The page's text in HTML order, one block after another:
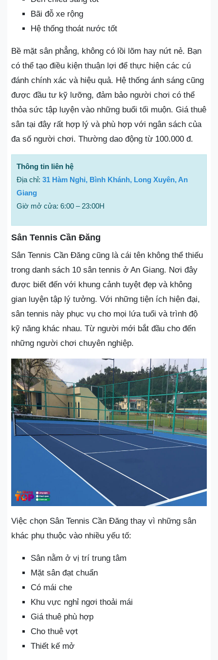
Bãi đỗ xe rộng
Hệ thống thoát nước tốt
Bề mặt sân phẳng, không có lồi lõm hay nứt nẻ. Bạn
có thể tạo điều kiện thuận lợi để thực hiện các cú
đánh chính xác và hiệu quả. Hệ thống ánh sáng cũng
được đầu tư kỹ lưỡng, đảm bảo người chơi có thể
thỏa sức tập luyện vào những buổi tối muộn. Giá thuê
sân tại đây rất hợp lý và phù hợp với ngân sách của
đa số người chơi. Thường dao động từ 100.000 đ.
Thông tin liên hệ
Địa chỉ: 31 Hàm Nghi, Bình Khánh, Long Xuyên, An
Giang
Giờ mở cửa: 6:00 – 23:00H
Sân Tennis Cần Đăng
Sân Tennis Cần Đăng cũng là cái tên không thể thiếu
trong danh sách 10 sân tennis ở An Giang. Nơi đây
được biết đến với khung cảnh tuyệt đẹp và không
gian luyện tập lý tưởng. Với những tiện ích hiện đại,
sân tennis này phục vụ cho mọi lứa tuổi và trình độ
kỹ năng khác nhau. Từ người mới bắt đầu cho đến
những người chơi chuyên nghiệp.
Việc chọn Sân Tennis Cần Đăng thay vì những sân
khác phụ thuộc vào nhiều yếu tố:
Sân nằm ở vị trí trung tâm
Mặt sân đạt chuẩn
Có mái che
Khu vực nghỉ ngơi thoải mái
Giá thuê phù hợp
Cho thuê vợt
Thiết kế mở